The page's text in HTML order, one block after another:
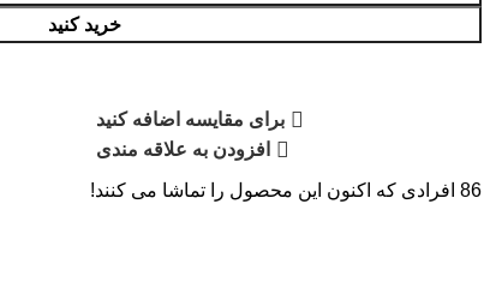
خرید کنید
برای مقایسه اضافه کنید
افزودن به علاقه مندی
86 افرادی که اکنون این محصول را تماشا می کنند!